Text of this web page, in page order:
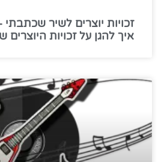
זכויות יוצרים לשיר
איך להגן על זכויות